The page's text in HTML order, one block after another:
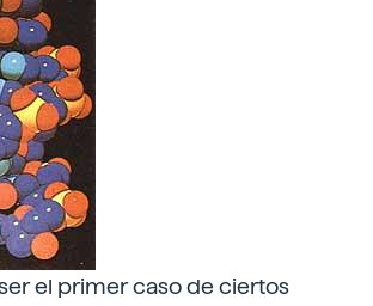
el primer caso de ciertos